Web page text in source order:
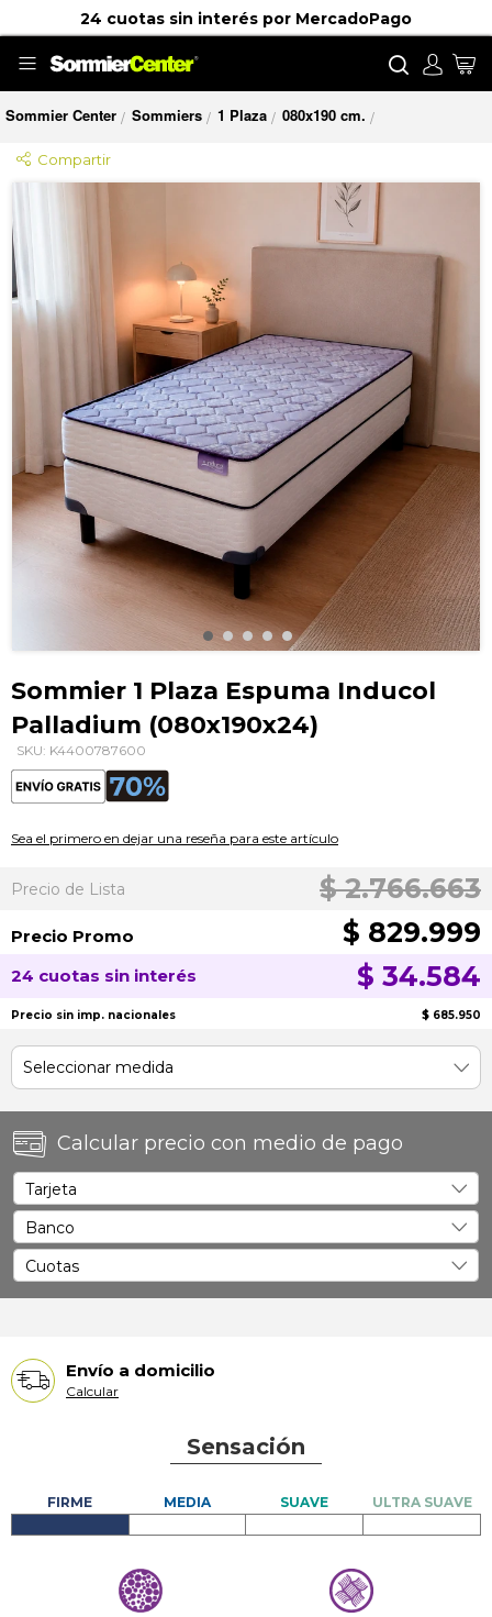
24 cuotas sin interés por MercadoPago
Buscar
Sommier Center / Sommiers / 1 Plaza / 080x190 cm. /
Compartir
final
de
la
galería
de
al
comienzo
de
la
galería
de
Sommier 1 Plaza Espuma Inducol
Palladium (080x190x24)
SKU: K4400787600
Sea el primero en dejar una reseña para este artículo
Precio de Lista $ 2.766.663
Precio Promo $ 829.999
24 cuotas sin interés $ 34.584
Precio sin imp. nacionales $ 685.950
Calcular precio con medio de pago
Envío a domicilio
Calcular
Sensación